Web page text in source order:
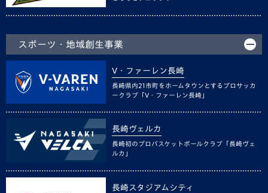
スポーツ・地域創生事業
V・ファーレン長崎
長崎県内21市町をホームタウンとするプロサッカ
ークラブ「V・ファーレン長崎」
長崎ヴェルカ
長崎初のプロバスケットボールクラブ「長崎ヴェ
ルカ」
長崎スタジアムシティ